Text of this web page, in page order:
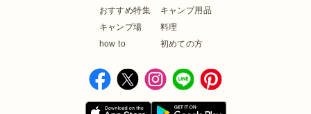
おすすめ特集
キャンプ用品
キャンプ場
料理
how to
初めての方